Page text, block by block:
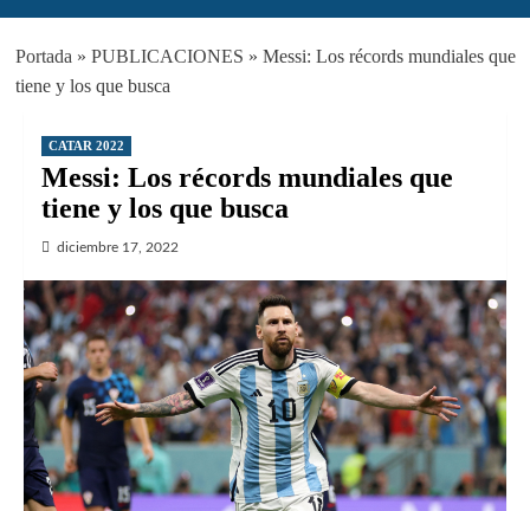
Portada » PUBLICACIONES » Messi: Los récords mundiales que
tiene y los que busca
CATAR 2022
Messi: Los récords mundiales que
tiene y los que busca
diciembre 17, 2022